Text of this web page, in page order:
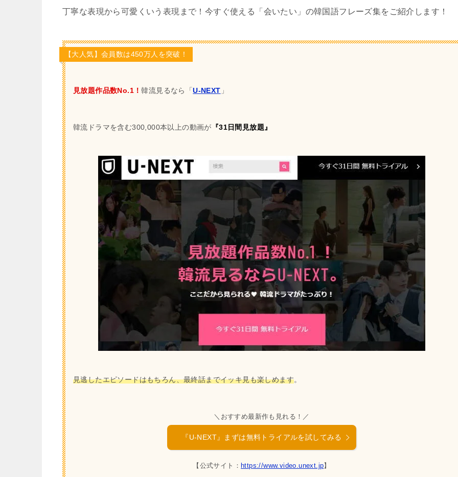
丁寧な表現から可愛くいう表現まで！今すぐ使える「会いたい」の韓国語フレーズ集をご紹介します！
【大人気】会員数は450万人を突破！
見放題作品数No.1！韓流見るなら「U-NEXT 」
韓流ドラマを含む300,000本以上の動画が 『31日間見放題』
見逃したエピソードはもちろん、最終話までイッキ見も楽しめます。
＼おすすめ最新作も見れる！／
『U-NEXT』まずは無料トライアルを試してみる
【公式サイト： https://www.video.unext.jp】